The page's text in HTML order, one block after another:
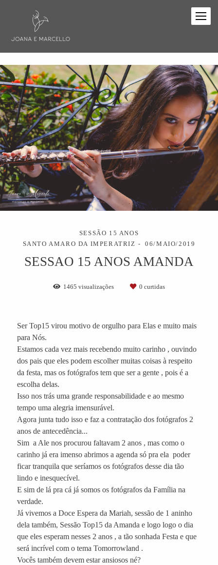
SESSÃO 15 ANOS
SANTO AMARO DA IMPERATRIZ
06/MAIO/2019
SESSAO 15 ANOS AMANDA
1465 visualizações 0 curtidas
Ser Top15 virou motivo de orgulho para Elas e muito mais
para Nós.
Estamos cada vez mais recebendo muito carinho , ouvindo
dos pais que eles podem escolher muitas coisas à respeito
da festa, mas os fotógrafos tem que ser a gente , pois é a
escolha delas.
Isso nos trás uma grande responsabilidade e ao mesmo
tempo uma alegria imensurável.
Agora junta tudo isso e faz a contratação dos fotógrafos 2
anos de antecedência...
Sim a Ale nos procurou faltavam 2 anos , mas como o
carinho já era imenso abrimos a agenda só pra ela poder
ficar tranquila que seríamos os fotógrafos desse dia tão
lindo e inesquecível.
E sim de lá pra cá já somos os fotógrafos da Família na
verdade.
Já vivemos a Doce Espera da Mariah, sessão de 1 aninho
dela também, Sessão Top15 da Amanda e logo logo o dia
que eles esperam nesses 2 anos , a tão sonhada Festa e que
será incrível com o tema Tomorrowland .
Vocês também devem estar ansiosos né?